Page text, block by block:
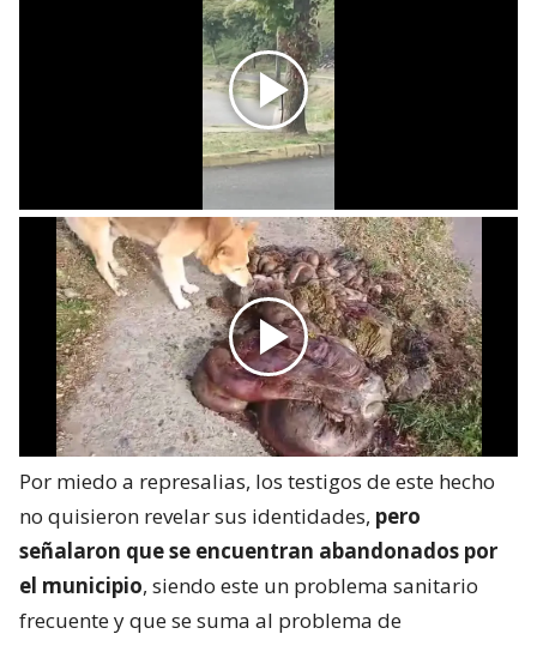
Por miedo a represalias, los testigos de este hecho
no quisieron revelar sus identidades, pero
señalaron que se encuentran abandonados por
el municipio, siendo este un problema sanitario
frecuente y que se suma al problema de